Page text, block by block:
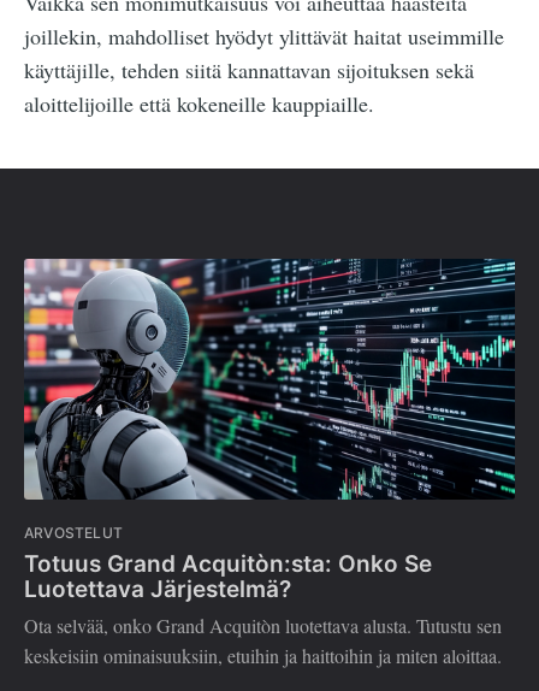
joillekin, mahdolliset hyödyt ylittävät haitat useimmille
käyttäjille, tehden siitä kannattavan sijoituksen sekä
aloittelijoille että kokeneille kauppiaille.
ARVOSTELUT
Totuus Grand Acquitòn:sta: Onko Se
Luotettava Järjestelmä?
Ota selvää, onko Grand Acquitòn luotettava alusta. Tutustu sen
keskeisiin ominaisuuksiin, etuihin ja haittoihin ja miten aloittaa.